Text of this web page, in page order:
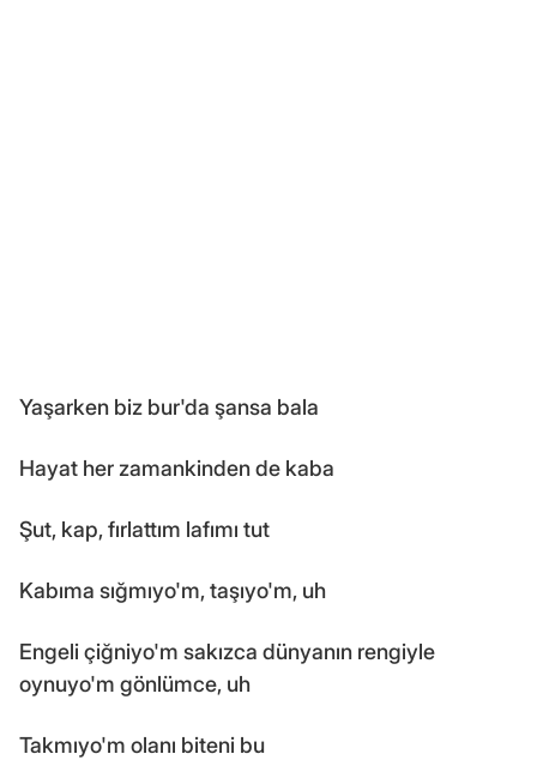
Yaşarken biz bur'da şansa bala
Hayat her zamankinden de kaba
Şut, kap, fırlattım lafımı tut
Kabıma sığmıyo'm, taşıyo'm, uh
Engeli çiğniyo'm sakızca dünyanın rengiyle
oynuyo'm gönlümce, uh
Takmıyo'm olanı biteni bu